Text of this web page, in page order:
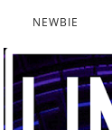
NEWBIE